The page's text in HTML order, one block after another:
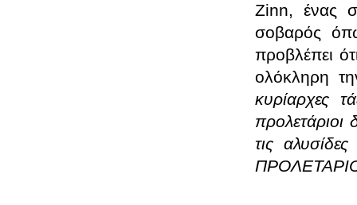
Zinn, ένας
σοβαρός
προβλέπει
ολόκληρη
κυρίαρχες
πρo
τις